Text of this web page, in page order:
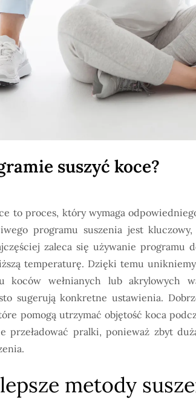
suszyć koce?
to proces, który wymaga
programu suszenia jest
zaleca się używanie programu
temperaturę. Dzięki temu
koców wełnianych lub akrylowych
sugerują konkretne ustawienia.
pomogą utrzymać objętość koca
przeładować pralki, ponieważ zbyt
metody